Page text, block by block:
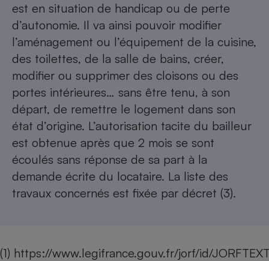
est en situation de handicap ou de perte
d’autonomie. Il va ainsi pouvoir modifier
l’aménagement ou l’équipement de la cuisine,
des toilettes, de la salle de bains, créer,
modifier ou supprimer des cloisons ou des
portes intérieures… sans être tenu, à son
départ, de remettre le logement dans son
état d’origine. L’autorisation tacite du bailleur
est obtenue après que 2 mois se sont
écoulés sans réponse de sa part à la
demande écrite du locataire. La liste des
travaux concernés est fixée par décret (3).
(1) https://www.legifrance.gouv.fr/jorf/id/